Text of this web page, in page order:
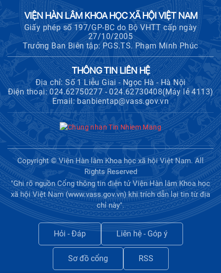
VIỆN HÀN LÂM KHOA HỌC XÃ HỘI VIỆT NAM
Giấy phép số 197/GP-BC do Bộ VHTT cấp ngày
27/10/2005
Trưởng Ban Biên tập: PGS.TS. Phạm Minh Phúc
THÔNG TIN LIÊN HỆ
Địa chỉ: Số 1 Liễu Giai - Ngọc Hà - Hà Nội
Điện thoại: 024.62750277 - 024.62730408(Máy lẻ 4113)
Email: banbientap@vass.gov.vn
Copyright © Viện Hàn lâm Khoa học xã hội Việt Nam. All
Rights Reserved
"Ghi rõ nguồn Cổng thông tin điện tử Viện Hàn lâm Khoa học
xã hội Việt Nam (www.vass.gov.vn) khi trích dẫn lại tin từ địa
chỉ này".
Hỏi - Đáp Liên hệ - Góp ý
Sơ đồ cổng RSS